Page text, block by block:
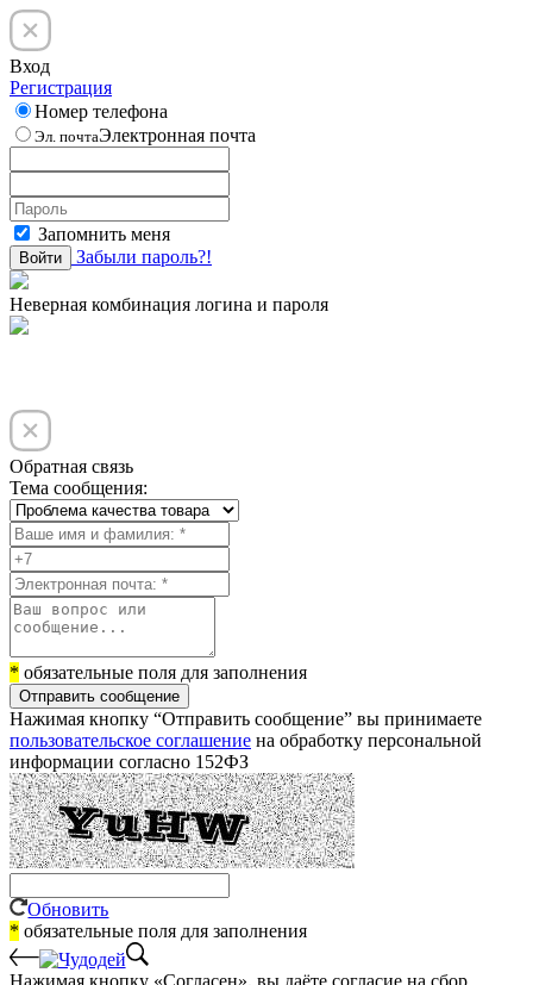
Вход
Регистрация
Номер телефона
Эл. почтаЭлектронная почта
Запомнить меня
Войти Забыли пароль?!
Неверная комбинация логина и пароля
Обратная связь
Тема сообщения:
* обязательные поля для заполнения
Отправить сообщение
Нажимая кнопку “Отправить сообщение” вы принимаете
пользовательское соглашение на обработку персональной
информации согласно 152ФЗ
Обновить
* обязательные поля для заполнения
Нажимая кнопку «Согласен», вы даёте cогласие на сбор